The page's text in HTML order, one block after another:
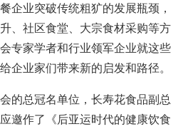
企业突破传统粗犷的发展瓶颈，
、社区食堂、大宗食材采购等方
专家学者和行业领军企业就这些
企业家们带来新的启发和路径。
的总冠名单位，长寿花食品副总
邀作了《后亚运时代的健康饮食